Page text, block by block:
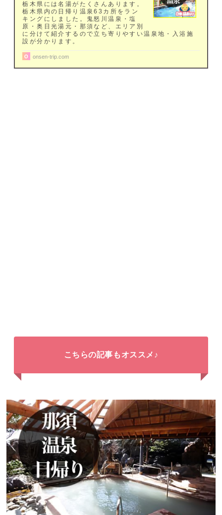
栃木県には名湯がたくさんあります。
栃木県内の日帰り温泉63カ所をラン
キングにしました。鬼怒川温泉・塩
原・奥日光湯元・那須など、エリア別
に分けて紹介するので立ち寄りやすい温泉地・入浴施
設が分かります。
onsen-trip.com
こちらの記事もオススメ♪